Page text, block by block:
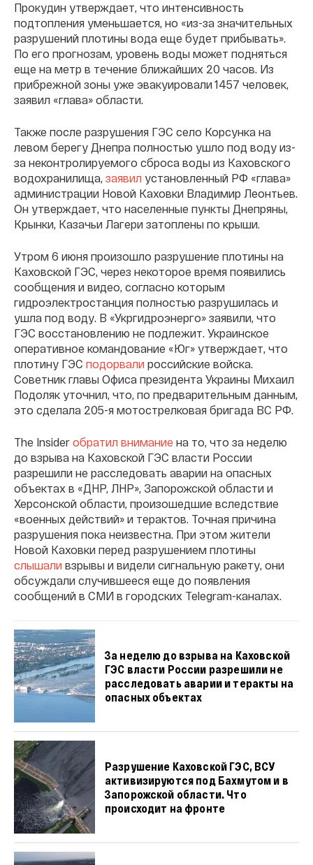
Прокудин утверждает, что интенсивность
подтопления уменьшается, но «из-за значительных
разрушений плотины вода еще будет прибывать».
По его прогнозам, уровень воды может подняться
еще на метр в течение ближайших 20 часов. Из
прибрежной зоны уже эвакуировали 1457 человек,
заявил «глава» области.
Также после разрушения ГЭС село Корсунка на
левом берегу Днепра полностью ушло под воду из-
за неконтролируемого сброса воды из Каховского
водохранилища, заявил установленный РФ «глава»
администрации Новой Каховки Владимир Леонтьев.
Он утверждает, что населенные пункты Днепряны,
Крынки, Казачьи Лагери затоплены по крыши.
Утром 6 июня произошло разрушение плотины на
Каховской ГЭС, через некоторое время появились
сообщения и видео, согласно которым
гидроэлектростанция полностью разрушилась и
ушла под воду. В «Укргидроэнерго» заявили, что
ГЭС восстановлению не подлежит. Украинское
оперативное командование «Юг» утверждает, что
плотину ГЭС подорвали российские войска.
Советник главы Офиса президента Украины Михаил
Подоляк уточнил, что, по предварительным данным,
это сделала 205-я мотострелковая бригада ВС РФ.
The Insider обратил внимание на то, что за неделю
до взрыва на Каховской ГЭС власти России
разрешили не расследовать аварии на опасных
объектах в «ДНР, ЛНР», Запорожской области и
Херсонской области, произошедшие вследствие
«военных действий» и терактов. Точная причина
разрушения пока неизвестна. При этом жители
Новой Каховки перед разрушением плотины
слышали взрывы и видели сигнальную ракету, они
обсуждали случившееся еще до появления
сообщений в СМИ в городских Telegram-каналах.
За неделю до взрыва на Каховской
ГЭС власти России разрешили не
расследовать аварии и теракты на
опасных объектах
Разрушение Каховской ГЭС, ВСУ
активизируются под Бахмутом и в
Запорожской области. Что
происходит на фронте